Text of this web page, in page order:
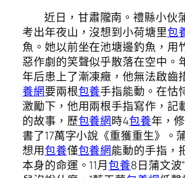
近日，甘肅隴南。禮縣小伙
考出年夜山，沒想到小荷塘里包
魚。她以前坐在池塘邊釣魚，用
惡作劇的笑聲似乎散落在空中。
年后患上了漸凍癥，他無法啟齒
養網要兩根包養手指能動。在怙
激勵下，他用兩根手指寫作，記
的故事，歷包養網時4包養年，
書了17萬字小說《重獲重生》。
想用包養僅包養網能動的手指，
本身的命運。11月包養8日蒲文波